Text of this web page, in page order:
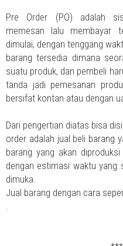
Pre Order (PO) adalah
memesan lalu membayar
dimulai, dengan tenggang
barang tersedia dimana
suatu produk, dan pembeli
tanda jadi pemesanan
bersifat kontan atau dengan
Dari pengertian diatas bisa
order adalah jual beli barang
barang yang akan
dengan estimasi waktu yang
dimuka.
Jual barang dengan cara
.